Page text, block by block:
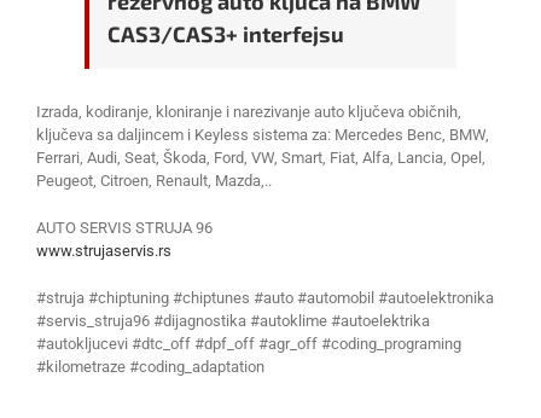
CAS3/CAS3+ interfejsu
Izrada, kodiranje, kloniranje i narezivanje auto ključeva običnih,
ključeva sa daljincem i Keyless sistema za: Mercedes Benc, BMW,
Ferrari, Audi, Seat, Škoda, Ford, VW, Smart, Fiat, Alfa, Lancia, Opel,
Peugeot, Citroen, Renault, Mazda,..
AUTO SERVIS STRUJA 96
www.strujaservis.rs
#struja #chiptuning #chiptunes #auto #automobil #autoelektronika
#servis_struja96 #dijagnostika #autoklime #autoelektrika
#autokljucevi #dtc_off #dpf_off #agr_off #coding_programing
#kilometraze #coding_adaptation